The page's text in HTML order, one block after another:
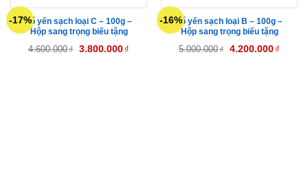
-17%Tổ yến sạch loại C – 100g –
Hộp sang trọng biếu tặng
4.600.000₫ 3.800.000 ₫
-16%Tổ yến sạch loại B – 100g –
Hộp sang trọng biếu tặng
5.000.000₫ 4.200.000 ₫